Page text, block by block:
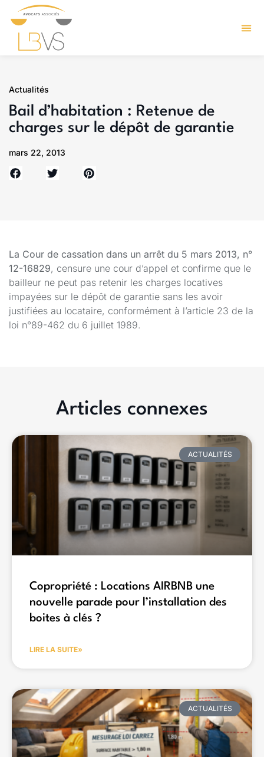
Actualités
Bail d’habitation : Retenue de
charges sur le dépôt de garantie
mars 22, 2013
La Cour de cassation dans un arrêt du 5 mars 2013, n°
12-16829, censure une cour d’appel et confirme que le
bailleur ne peut pas retenir les charges locatives
impayées sur le dépôt de garantie sans les avoir
justifiées au locataire, conformément à l’article 23 de la
loi n°89-462 du 6 juillet 1989.
Articles connexes
ACTUALITÉS
Copropriété : Locations AIRBNB une
nouvelle parade pour l’installation des
boites à clés ?
LIRE LA SUITE»
ACTUALITÉS